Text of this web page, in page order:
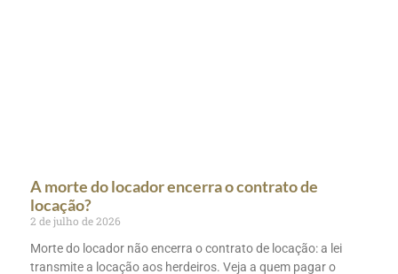
A morte do locador encerra o contrato de
locação?
2 de julho de 2026
Morte do locador não encerra o contrato de locação: a lei
transmite a locação aos herdeiros. Veja a quem pagar o